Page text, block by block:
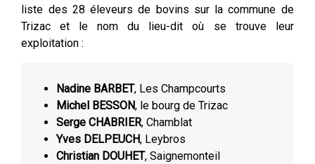
liste des 28 éleveurs de bovins sur la commune de
Trizac et le nom du lieu-dit où se trouve leur
exploitation :
Nadine BARBET, Les Champcourts
Michel BESSON, le bourg de Trizac
Serge CHABRIER, Chamblat
Yves DELPEUCH, Leybros
Christian DOUHET, Saignemonteil